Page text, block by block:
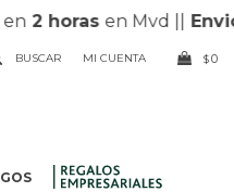
horasen Mvd ||Envios
$0